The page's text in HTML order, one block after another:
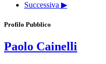
Successiva ▶
Profilo Pubblico
Paolo Cainelli